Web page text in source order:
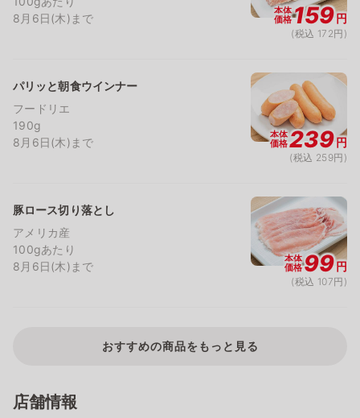
8月6日(木)まで
本体
価格159円
(税込 172円)
パリッと朝食ウインナー
フードリエ
190g
8月6日(木)まで
本体
価格239円
(税込 259円)
豚ロース切り落とし
アメリカ産
100gあたり
8月6日(木)まで
本体
価格99円
(税込 107円)
おすすめの商品をもっと見る
店舗情報